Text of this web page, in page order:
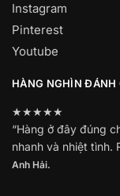
Instagram
Pinterest
Youtube
HÀNG NGHÌN ĐÁNH
★★★★★
“Hàng ở đây đúng
nhanh và nhiệt tình.
Anh Hải.